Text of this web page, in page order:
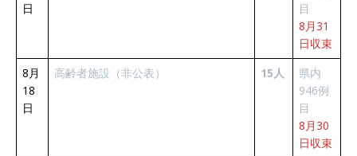
日
目
8月31
日収束
8月
18
日
高齢者施設（非公表） 15人
県内
946例
目
8月30
日収束